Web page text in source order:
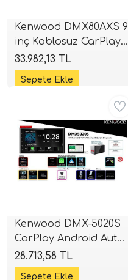
Setleri)
Arac Baslari)
Performans)
Kenwood DMX80AXS 9
inç Kablosuz CarPlay
& Android Auto
Multimedya | SPLHIFI
33.982,13 TL
Kenwood DMX-5020S
CarPlay Android Auto
Double DIN | SPLHIFI
28.713,58 TL